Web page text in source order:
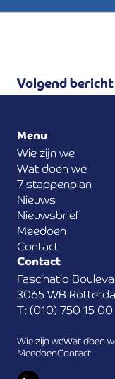
Volgend bericht
Menu
Wie zijn we
Wat doen we
7-stappenplan
Nieuws
Nieuwsbrief
Meedoen
Contact
Contact
Fascinatio
3065 WB
T: (010) 750 15 00
Wie zijn weWat doen
MeedoenContact